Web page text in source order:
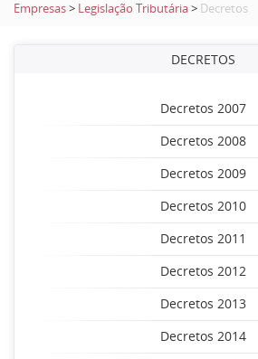
Empresas> Legislação Tributária> Decretos
DECRETOS
Decretos 2007
Decretos 2008
Decretos 2009
Decretos 2010
Decretos 2011
Decretos 2012
Decretos 2013
Decretos 2014